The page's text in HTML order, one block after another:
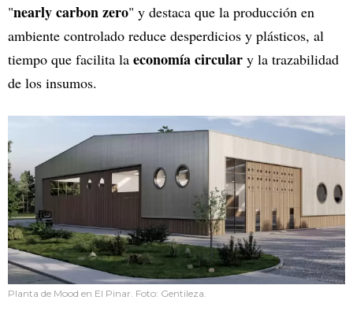
"nearly carbon zero" y destaca que la producción en
ambiente controlado reduce desperdicios y plásticos, al
tiempo que facilita la economía circular y la trazabilidad
de los insumos.
Planta de Mood en El Pinar. Foto: Gentileza.